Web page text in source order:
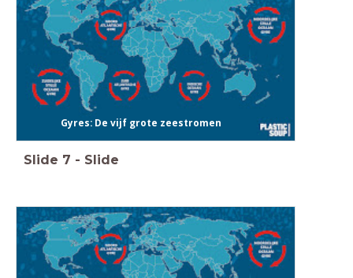
Gyres: De vijf grote zeestromen
Slide 7 - Slide